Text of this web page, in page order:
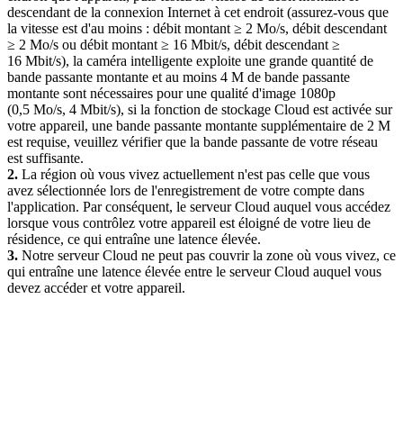
descendant de la connexion Internet à cet endroit (assurez-vous que
la vitesse est d'au moins : débit montant ≥ 2 Mo/s, débit descendant
≥ 2 Mo/s ou débit montant ≥ 16 Mbit/s, débit descendant ≥
16 Mbit/s), la caméra intelligente exploite une grande quantité de
bande passante montante et au moins 4 M de bande passante
montante sont nécessaires pour une qualité d'image 1080p
(0,5 Mo/s, 4 Mbit/s), si la fonction de stockage Cloud est activée sur
votre appareil, une bande passante montante supplémentaire de 2 M
est requise, veuillez vérifier que la bande passante de votre réseau
est suffisante.
2. La région où vous vivez actuellement n'est pas celle que vous
avez sélectionnée lors de l'enregistrement de votre compte dans
l'application. Par conséquent, le serveur Cloud auquel vous accédez
lorsque vous contrôlez votre appareil est éloigné de votre lieu de
résidence, ce qui entraîne une latence élevée.
3. Notre serveur Cloud ne peut pas couvrir la zone où vous vivez, ce
qui entraîne une latence élevée entre le serveur Cloud auquel vous
devez accéder et votre appareil.